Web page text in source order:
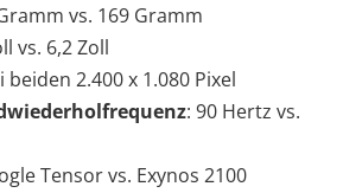
vs. 169 Gramm
vs. 6,2 Zoll
beiden 2.400 x 1.080 Pixel
: 90 Hertz vs.
Tensor vs. Exynos 2100